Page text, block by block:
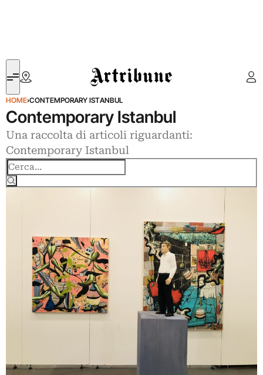
Artribune
HOME›CONTEMPORARY ISTANBUL
Contemporary Istanbul
Una raccolta di articoli riguardanti:
Contemporary Istanbul